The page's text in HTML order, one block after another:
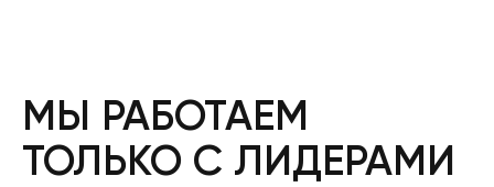
МЫ РАБОТАЕМ
ТОЛЬКО С ЛИДЕРАМИ